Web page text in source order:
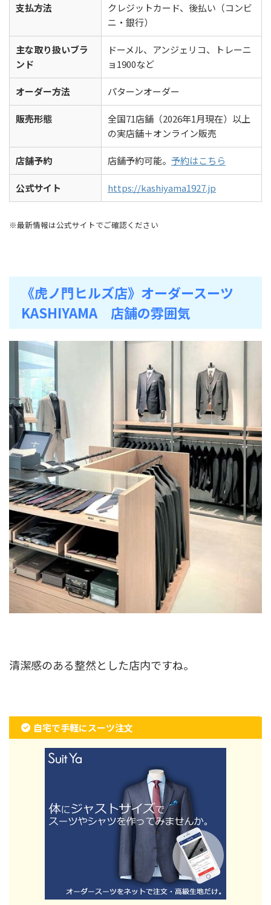
支払方法
クレジットカード、後払い（コンビ
ニ・銀行）
主な取り扱いブラ
ンド
ドーメル、アンジェリコ、トレーニ
ョ1900など
オーダー方法 パターンオーダー
販売形態
全国71店舗（2026年1月現在）以上
の実店舗＋オンライン販売
店舗予約 店舗予約可能。 予約はこちら
公式サイト https://kashiyama1927.jp
※最新情報は公式サイトでご確認ください
《虎ノ門ヒルズ店》オーダースーツ
KASHIYAMA 店舗の雰囲気
清潔感のある整然とした店内ですね。
自宅で手軽にスーツ注文